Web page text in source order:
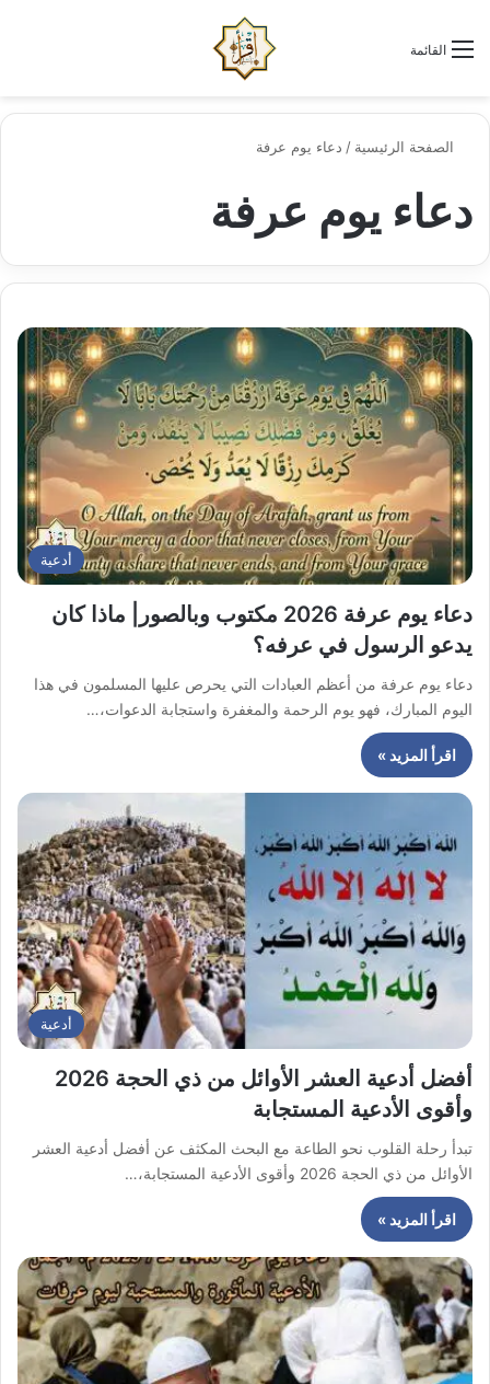
القائمة
الصفحة الرئيسية / دعاء يوم عرفة
دعاء يوم عرفة
أدعية
دعاء يوم عرفة 2026 مكتوب وبالصور| ماذا كان
يدعو الرسول في عرفه؟
دعاء يوم عرفة من أعظم العبادات التي يحرص عليها المسلمون في هذا
اليوم المبارك، فهو يوم الرحمة والمغفرة واستجابة الدعوات،…
اقرأ المزيد »
أدعية
أفضل أدعية العشر الأوائل من ذي الحجة 2026
وأقوى الأدعية المستجابة
تبدأ رحلة القلوب نحو الطاعة مع البحث المكثف عن أفضل أدعية العشر
الأوائل من ذي الحجة 2026 وأقوى الأدعية المستجابة،…
اقرأ المزيد »